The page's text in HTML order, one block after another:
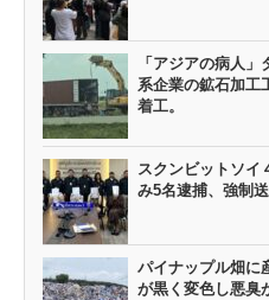
「アジアの病人
系企業の鉱石加工
着工。
スクンビットソイ
み5名逮捕、強制
パイナップル畑に
が黒く変色し悪臭